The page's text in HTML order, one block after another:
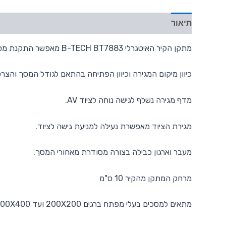
תיאור
מתקן הקיר האיטגרלי B-TECH BT7883 מאפשר התקנת מסכים בין "46 ל- "70 ובמשקל עד 70 ק"ג
כיוון מיקום המגירה וכיוון הפתיחה בהתאם לגודל המסך
מדף מגירה נשלף לגישה נוחה לציוד AV.
מגירת הציוד מאפשרת נעילה למניעת גישה לציוד.
מעבר וארגון כבילה בצורה מסודרת מאחורי המסך.
מרחק המתקן מהקיר 10 ס"מ
מתאים למסכים בעלי מפתח ברגים 200X200 ועד 600X400 .